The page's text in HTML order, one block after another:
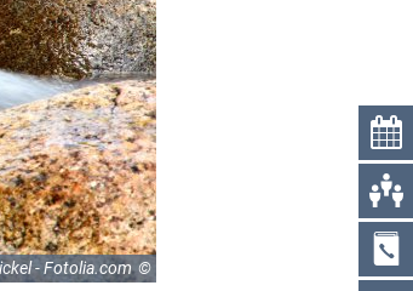
- Fotolia.com